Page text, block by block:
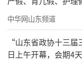
够像接通水利电
源。
中华网山东频道
“山东省政协十三
日上午开幕，会期4